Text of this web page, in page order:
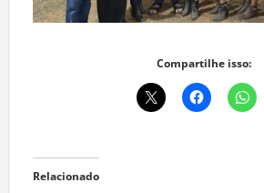
Compartilhe isso:
Relacionado